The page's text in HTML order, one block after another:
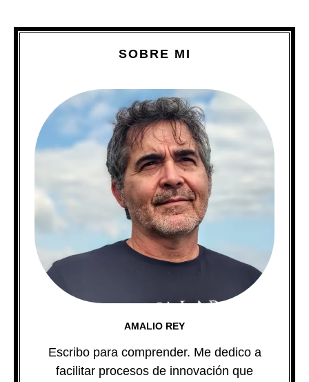
SOBRE MI
AMALIO REY
Escribo para comprender. Me dedico a
facilitar procesos de innovación que